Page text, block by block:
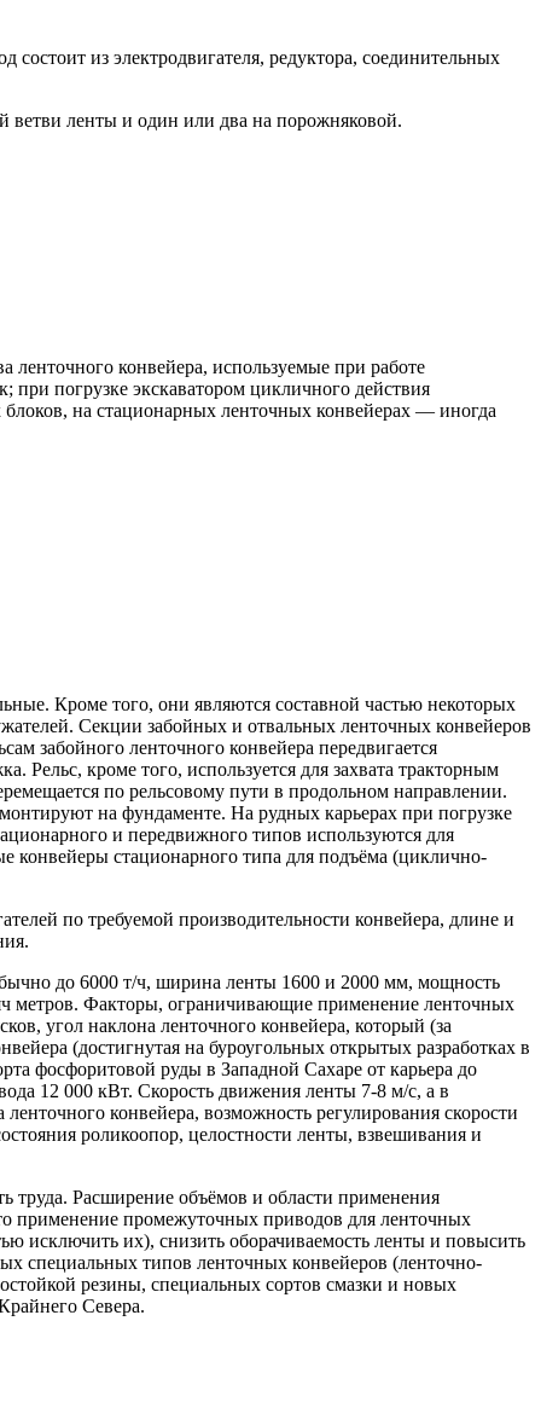
из электродвигателя, редуктора, соединительных
ветви ленты и один или два на порожняковой.
конвейера, используемые при работе
погрузке экскаватором цикличного действия
на стационарных ленточных конвейерах — иногда
Кроме того, они являются составной частью некоторых
Секции забойных и отвальных ленточных конвейеров
забойного ленточного конвейера передвигается
Рельс, кроме того, используется для захвата тракторным
по рельсовому пути в продольном направлении.
на фундаменте. На рудных карьерах при погрузке
и передвижного типов используются для
конвейеры стационарного типа для подъёма (циклично-
по требуемой производительности конвейера, длине и
до 6000 т/ч, ширина ленты 1600 и 2000 мм, мощность
метров. Факторы, ограничивающие применение ленточных
угол наклона ленточного конвейера, который (за
(достигнутая на буроугольных открытых разработках в
фосфоритовой руды в Западной Сахаре от карьера до
12 000 кВт. Скорость движения ленты 7-8 м/с, а в
конвейера, возможность регулирования скорости
роликоопор, целостности ленты, взвешивания и
труда. Расширение объёмов и области применения
применение промежуточных приводов для ленточных
исключить их), снизить оборачиваемость ленты и повысить
специальных типов ленточных конвейеров (ленточно-
резины, специальных сортов смазки и новых
Севера.